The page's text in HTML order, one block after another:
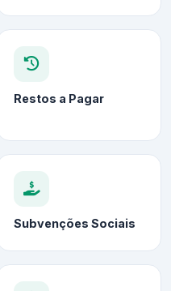
Restos a Pagar
Subvenções Sociais